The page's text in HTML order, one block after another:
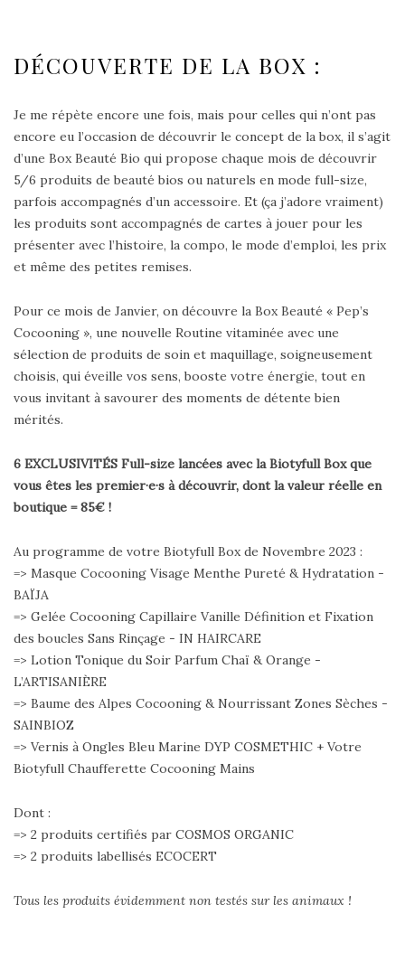
DÉCOUVERTE DE LA BOX :
Je me répète encore une fois, mais pour celles qui n’ont pas
encore eu l’occasion de découvrir le concept de la box, il s’agit
d’une Box Beauté Bio qui propose chaque mois de découvrir
5/6 produits de beauté bios ou naturels en mode full-size,
parfois accompagnés d’un accessoire. Et (ça j’adore vraiment)
les produits sont accompagnés de cartes à jouer pour les
présenter avec l’histoire, la compo, le mode d’emploi, les prix
et même des petites remises.
Pour ce mois de Janvier, on découvre la Box Beauté « Pep’s
Cocooning », une nouvelle Routine vitaminée avec une
sélection de produits de soin et maquillage, soigneusement
choisis, qui éveille vos sens, booste votre énergie, tout en
vous invitant à savourer des moments de détente bien
mérités.
6 EXCLUSIVITÉS Full-size lancées avec la Biotyfull Box que
vous êtes les premier·e·s à découvrir, dont la valeur réelle en
boutique = 85€ !
Au programme de votre Biotyfull Box de Novembre 2023 :
=> Masque Cocooning Visage Menthe Pureté & Hydratation -
BAÏJA
=> Gelée Cocooning Capillaire Vanille Définition et Fixation
des boucles Sans Rinçage - IN HAIRCARE
=> Lotion Tonique du Soir Parfum Chaï & Orange -
L’ARTISANIÈRE
=> Baume des Alpes Cocooning & Nourrissant Zones Sèches -
SAINBIOZ
=> Vernis à Ongles Bleu Marine DYP COSMETHIC + Votre
Biotyfull Chaufferette Cocooning Mains
Dont :
=> 2 produits certifiés par COSMOS ORGANIC
=> 2 produits labellisés ECOCERT
Tous les produits évidemment non testés sur les animaux !